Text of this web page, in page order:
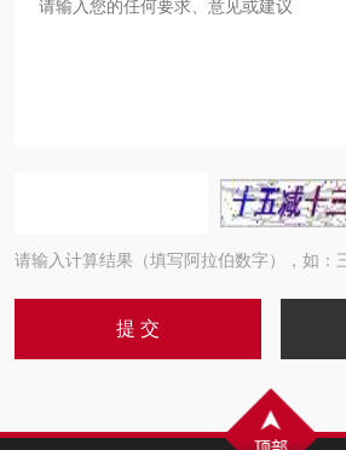
请输入计算结果（填写阿拉伯数字），如：